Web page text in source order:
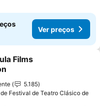
Ver preços
aos favoritos
Films
5.185
Festival de Teatro Clásico de